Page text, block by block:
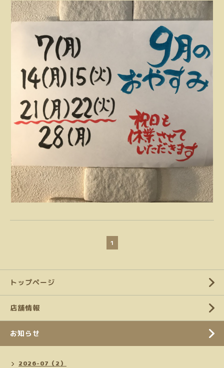
1
トップページ
店舗情報
お知らせ
2026-07（2）